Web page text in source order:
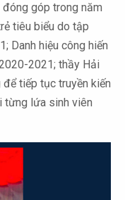
đóng góp trong năm
tiêu biểu do tập
Danh hiệu công hiến
2021; thầy Hải
tiếp tục truyền kiến
từng lứa sinh viên